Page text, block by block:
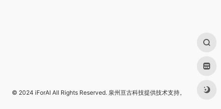
© 2024 iForAI All Rights Reserved. 泉州亘古科技提供技术支持。